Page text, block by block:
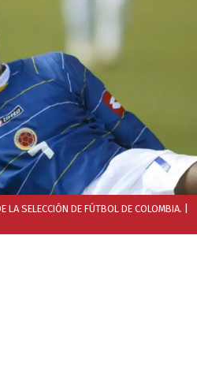
LA SELECCIÓN DE FÚTBOL DE COLOMBIA.